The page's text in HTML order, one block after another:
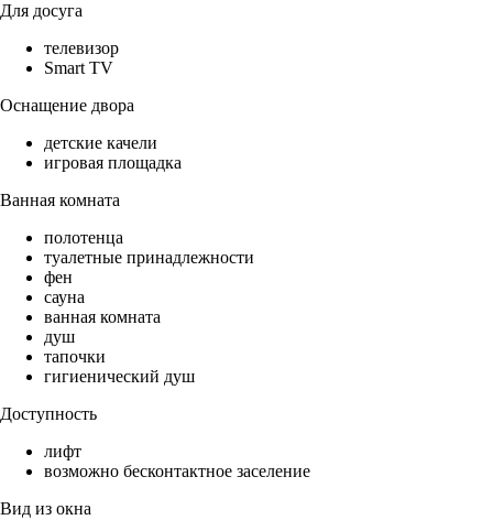
Для досуга
телевизор
Smart TV
Оснащение двора
детские качели
игровая площадка
Ванная комната
полотенца
туалетные принадлежности
фен
сауна
ванная комната
душ
тапочки
гигиенический душ
Доступность
лифт
возможно бесконтактное заселение
Вид из окна